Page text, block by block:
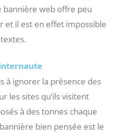
bannière web offre peu
et il est en effet impossible
à ignorer la présence des
les sites qu’ils visitent
à des tonnes chaque
bien pensée est le